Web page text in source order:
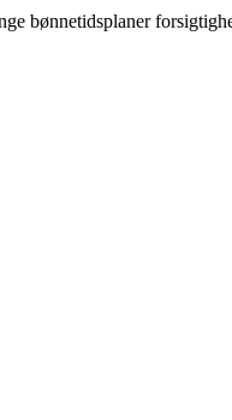
bønnetidsplaner